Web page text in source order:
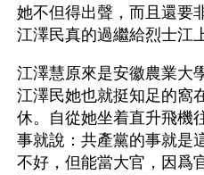
她不但得出聲，而且還要
江澤民真的過繼給烈士江
江澤慧原來是安徽農業大
江澤民她也就挺知足的窩
休。自從她坐着直升飛機
事就說：共產黨的事就是
不好，但能當大官，因爲